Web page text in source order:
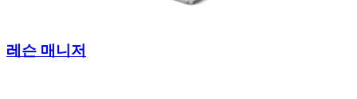
레슨 매니저